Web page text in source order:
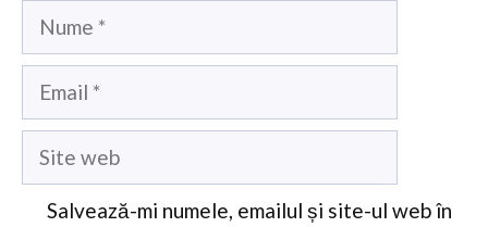
Nume
Email
Site
Salvează-mi numele, emailul și site-ul web în